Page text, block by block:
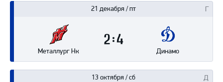
21 декабря / пт
Металлург Нк
2
Динамо
4
13 октября / сб